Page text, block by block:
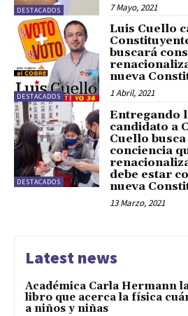
DESTACADOS 7 Mayo, 2021
DESTACADOS
Luis Cuello
buscará
nueva
1 Abril, 2021
DESTACADOS
Entregando
candidato a
Cuello
conciencia
debe estar
nueva
13 Marzo, 2021
Latest news
Académica Carla Hermann
libro que acerca la física
a niños y niñas